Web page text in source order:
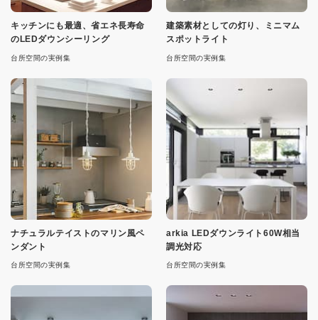
キッチンにも最適、省エネ長寿命
のLEDダウンシーリング
台所空間の実例集
建築素材としての灯り、ミニマム
スポットライト
台所空間の実例集
ナチュラルテイストのマリン風ペ
ンダント
台所空間の実例集
arkia LEDダウンライト60W相当
調光対応
台所空間の実例集